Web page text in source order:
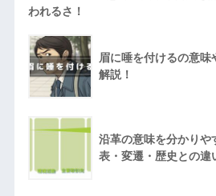
われるさ！
眉に唾を付けるの意味
解説！
沿革の意味を分かりや
表・変遷・歴史との違